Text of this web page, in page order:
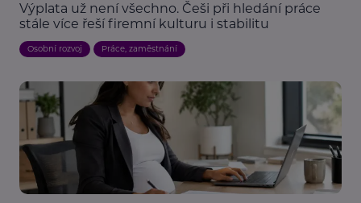
Výplata už není všechno. Češi při hledání práce
stále více řeší firemní kulturu i stabilitu
Osobní rozvoj Práce, zaměstnání